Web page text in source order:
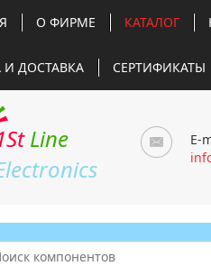
О ФИРМЕ КАТАЛОГ
И ДОСТАВКА СЕРТИФИКАТЫ
Line
E-